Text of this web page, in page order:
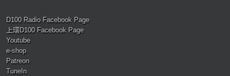
D100 Radio Facebook Page
上環D100 Facebook Page
Youtube
e-shop
Patreon
TuneIn